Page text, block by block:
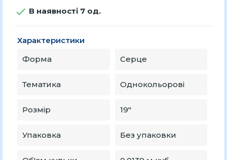
 В наявності 7 од.
Характеристики
Форма
Серце
Тематика Однокольорові
Розмір 19″
Упаковка Без упаковки